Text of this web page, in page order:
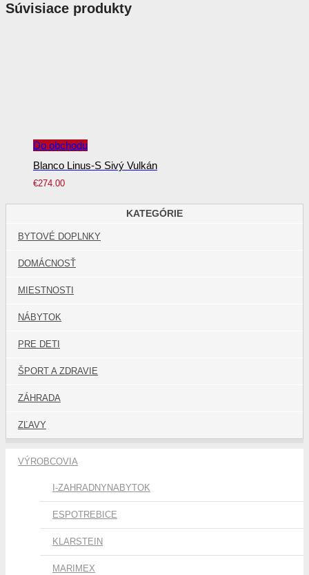
Súvisiace produkty
Do obchodu
Blanco Linus-S Sivý Vulkán
€274.00
KATEGÓRIE
BYTOVÉ DOPLNKY
DOMÁCNOSŤ
MIESTNOSTI
NÁBYTOK
PRE DETI
ŠPORT A ZDRAVIE
ZÁHRADA
ZĽAVY
VÝROBCOVIA
I-ZAHRADNYNABYTOK
ESPOTREBICE
KLARSTEIN
MARIMEX